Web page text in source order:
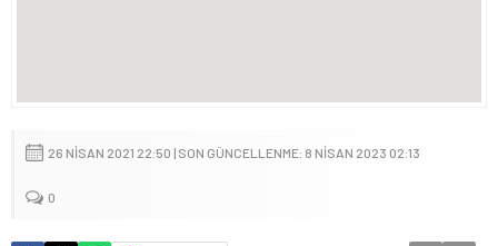
26 NISAN 2021 22:50 | SON GÜNCELLENME: 8 NISAN 2023 02:13
0